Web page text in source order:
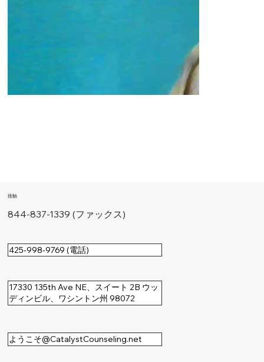
接触
844-837-1339 (ファックス)
425-998-9769 (電話)
17330 135th Ave NE、スイート 2B ウッ
ディンビル、ワシントン州 98072
ようこそ@CatalystCounseling.net